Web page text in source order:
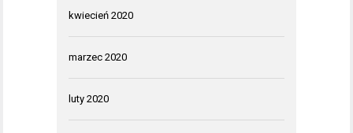
kwiecień 2020
marzec 2020
luty 2020